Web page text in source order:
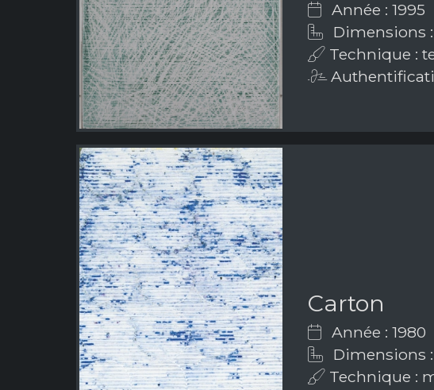
Année : 1995
Dimensions
Technique :
Carton
Année : 1980
Dimensions
Technique :